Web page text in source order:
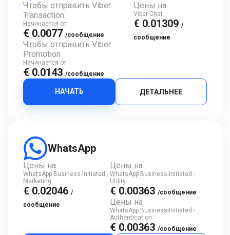
Чтобы отправить Viber
Transaction
Начинается от
€ 0.0077 /сообщение
Чтобы отправить Viber
Promotion
Начинается от
€ 0.0143 /сообщение
Цены на
Viber Chat
€ 0.01309/
сообщение
НАЧАТЬ ДЕТАЛЬНЕЕ
WhatsApp
Цены на
WhatsApp Business-Initiated -
Marketing
€ 0.02046 /
сообщение
Цены на
WhatsApp Business-Initiated -
Utility
€ 0.00363 /сообщение
Цены на
WhatsApp Business-Initiated -
Authentication
€ 0.00363 /сообщение